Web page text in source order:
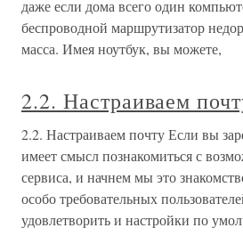
даже если дома всего один
беспроводной маршрутизатор
масса. Имея ноутбук, вы можете,
2.2. Настраиваем
2.2. Настраиваем почту Если вы
имеет смысл познакомиться с
сервиса, и начнем мы это
особо требовательных
удовлетворить и настройки по